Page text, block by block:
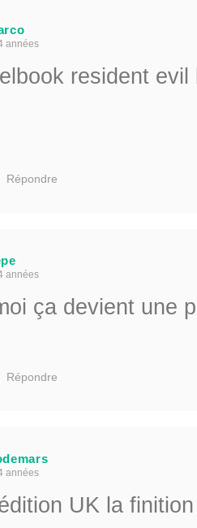
années
resident
Répondre
années
ça devient une
Répondre
années
UK la